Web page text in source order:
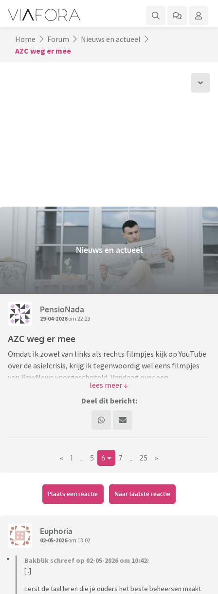
Home Forum
Nieuws en actueel
AZC weg er mee
Nieuws en actueel
PensioNada
29-04-2026om 22:23
AZC weg er mee
Omdat ik zowel van links als rechts filmpjes kijk op YouTube
over de asielcrisis, krijg ik tegenwoordig wel eens filmpjes
van PowNews voorgeschoteld. Vandaag over een
demonstratie in Apeldoorn waar de paar
tegendemonstranten dusdanig werden bedreigd dat ze
gebracht. Een aantal demonstranten tegen AZC's waren
volledig hysterisch en hadden echt het idee dat elke
mannelijke asielzoeker een potentiële moordenaar en
verkrachter is. Hoe kan de overheid dit beter regelen. Alle
niet. Maar wat dan wel?
Deel dit bericht:
« 1 5 6 7 25 »
Plaats een reactie Naar laatste reactie
Euphoria
02-05-2026om 13:02
Bakblik schreef op 02-05-2026 om 10:42:
[..]
Eerst de taal leren die je ouders het beste beheersen maakt